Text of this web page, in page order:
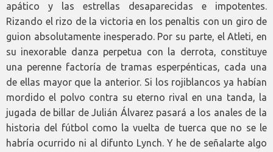
apático y las estrellas desaparecidas e impotentes.
Rizando el rizo de la victoria en los penaltis con un giro de
guion absolutamente inesperado. Por su parte, el Atleti, en
su inexorable danza perpetua con la derrota, constituye
una perenne factoría de tramas esperpénticas, cada una
de ellas mayor que la anterior. Si los rojiblancos ya habían
mordido el polvo contra su eterno rival en una tanda, la
jugada de billar de Julián Álvarez pasará a los anales de la
historia del fútbol como la vuelta de tuerca que no se le
habría ocurrido ni al difunto Lynch. Y he de señalarte algo